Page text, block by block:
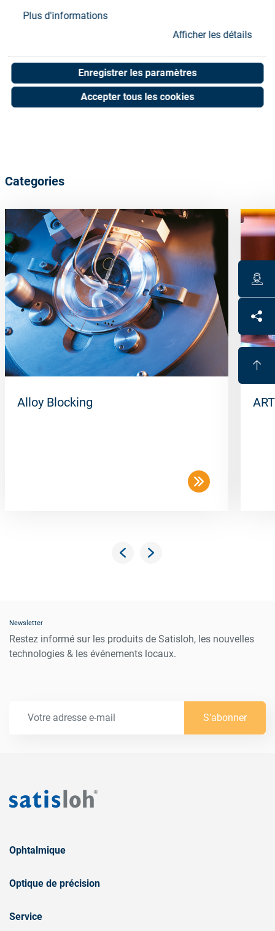
Plus d'informations
Afficher les détails
Enregistrer les paramètres
Accepter tous les cookies
Shop now
Categories
Alloy Blocking
Newsletter
Restez informé sur les produits de Satisloh, les nouvelles
technologies & les événements locaux.
S'abonner
Ophtalmique
Optique de précision
Service